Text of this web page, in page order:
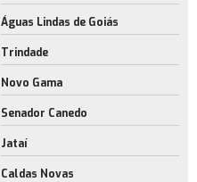
Águas Lindas de Goiás
Trindade
Novo Gama
Senador Canedo
Jataí
Caldas Novas